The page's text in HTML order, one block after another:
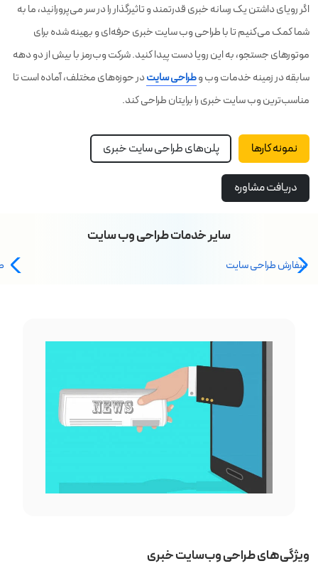
اگر رویای داشتن یک رسانه خبری قدرتمند و تاثیرگذار را در سر می‌پرورانید، ما به
شما کمک می‌کنیم تا با طراحی وب سایت خبری حرفه‌ای و بهینه شده برای
موتورهای جستجو، به این رویا دست پیدا کنید. شرکت وب‌رمز با بیش از دو دهه
سابقه در زمینه خدمات وب وطراحی سایتدر حوزه‌های مختلف، آماده است تا
مناسب‌ترین وب سایت خبری را برایتان طراحی کند.
نمونه کارها پلن‌های طراحی سایت خبری
دریافت مشاوره
سایر خدمات طراحی وب سایت
سفارش طراحی سایت
ویژگی‌های طراحی وب‌سایت خبری